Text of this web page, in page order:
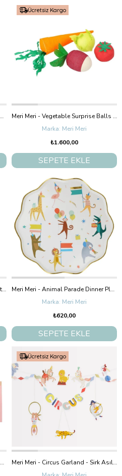
Design Letters Melamin Bardak Kulbu, Pembe
Meri Meri - Vegetable Surprise Balls - Sebze Sürpriz Toplar - 4'Lü
Meri Meri
₺1.600,00
SEPETE EKLE
Ücretsiz Kargo
Tritan Bardak için Kapak ve Pipet Seti, Mint
Meri Meri - Animal Parade Dinner Plates - Hayvan Geçit Töreni Tabaklar (L) (8'Li)
Meri Meri
₺620,00
SEPETE EKLE
Meri Meri - Pink Fringe Party Bags - Pembe Püsküllü Hediye Çantaları (8'Li)
Meri Meri - Circus Garland - Sirk Asılan Süs
Ücretsiz Kargo